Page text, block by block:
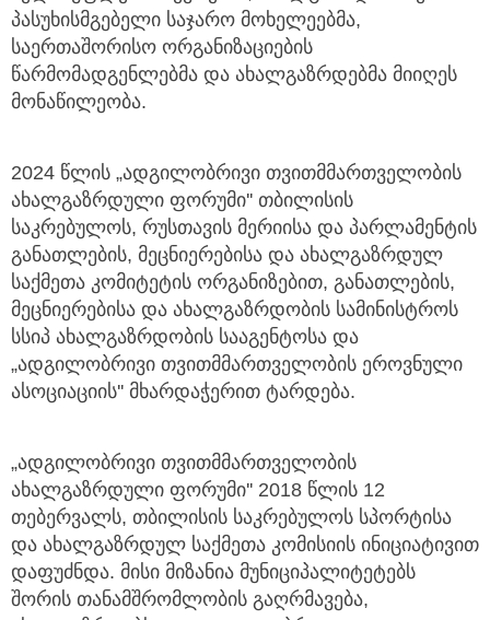
პასუხისმგებელი საჯარო მოხელეებმა,
საერთაშორისო ორგანიზაციების
წარმომადგენლებმა და ახალგაზრდებმა მიიღეს
მონაწილეობა.
2024 წლის „ადგილობრივი თვითმმართველობის
ახალგაზრდული ფორუმი'' თბილისის
საკრებულოს, რუსთავის მერიისა და პარლამენტის
განათლების, მეცნიერებისა და ახალგაზრდულ
საქმეთა კომიტეტის ორგანიზებით, განათლების,
მეცნიერებისა და ახალგაზრდობის სამინისტროს
სსიპ ახალგაზრდობის სააგენტოსა და
„ადგილობრივი თვითმმართველობის ეროვნული
ასოციაციის'' მხარდაჭერით ტარდება.
„ადგილობრივი თვითმმართველობის
ახალგაზრდული ფორუმი'' 2018 წლის 12
თებერვალს, თბილისის საკრებულოს სპორტისა
და ახალგაზრდულ საქმეთა კომისიის ინიციატივით
დაფუძნდა. მისი მიზანია მუნიციპალიტეტებს
შორის თანამშრომლობის გაღრმავება,